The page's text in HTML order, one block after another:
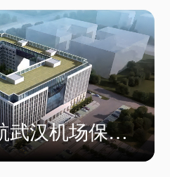
武汉机场保障